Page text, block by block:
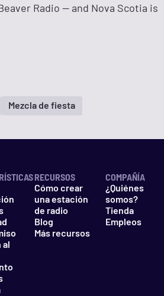
Radio -- and Nova Scotia is
Mezcla de fiesta
al
RECURSOS
Cómo crear
una estación
de radio
Blog
Más recursos
COMPAÑÍA
¿Quiénes
somos?
Tienda
Empleos